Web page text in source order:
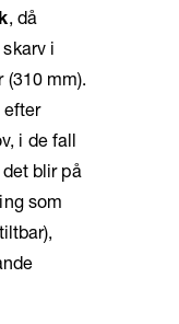
, då
i
(310 mm).
efter
i de fall
blir på
som